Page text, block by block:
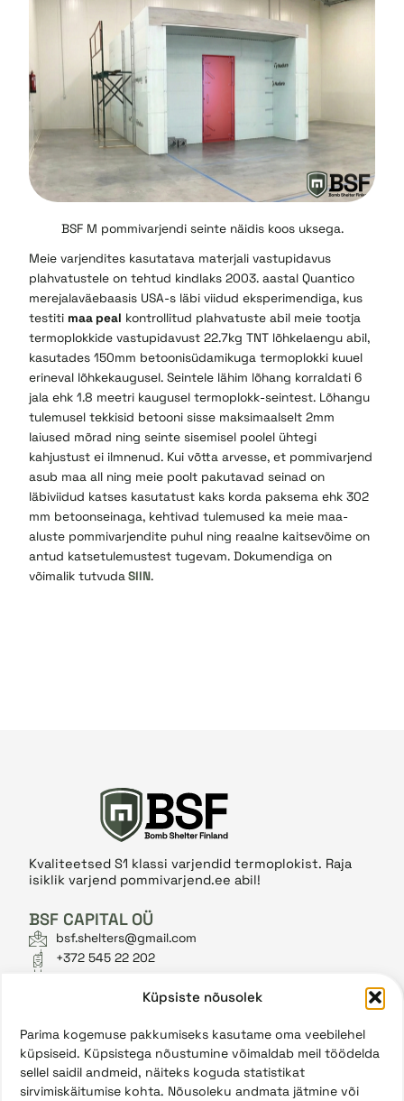
Küpsiste nõusolek
Parima kogemuse pakkumiseks kasutame oma veebilehel
küpsiseid. Küpsistega nõustumine võimaldab meil töödelda
sellel saidil andmeid, näiteks koguda statistikat
sirvimiskäitumise kohta. Nõusoleku andmata jätmine või
BSF M pommivarjendi seinte näidis koos uksega.
Meie varjendites kasutatava materjali vastupidavus
plahvatustele on tehtud kindlaks 2003. aastal Quantico
merejalaväebaasis USA-s läbi viidud eksperimendiga, kus
testiti maa peal kontrollitud plahvatuste abil meie tootja
termoplokkide vastupidavust 22.7kg TNT lõhkelaengu abil,
kasutades 150mm betoonisüdamikuga termoplokki kuuel
erineval lõhkekaugusel. Seintele lähim lõhang korraldati 6
jala ehk 1.8 meetri kaugusel termoplokk-seintest. Lõhangu
tulemusel tekkisid betooni sisse maksimaalselt 2mm
laiused mõrad ning seinte sisemisel poolel ühtegi
kahjustust ei ilmnenud. Kui võtta arvesse, et pommivarjend
asub maa all ning meie poolt pakutavad seinad on
läbiviidud katses kasutatust kaks korda paksema ehk 302
mm betoonseinaga, kehtivad tulemused ka meie maa-
aluste pommivarjendite puhul ning reaalne kaitsevõime on
antud katsetulemustest tugevam. Dokumendiga on
võimalik tutvudaSIIN.
Kvaliteetsed S1 klassi varjendid termoplokist. Raja
isiklik varjend pommivarjend.ee abil!
BSF CAPITAL OÜ
bsf.shelters@gmail.com
+372 545 22 202
Priisle tee 16-6, Tallinn 13914
Menüü
Esileht
Varjendid